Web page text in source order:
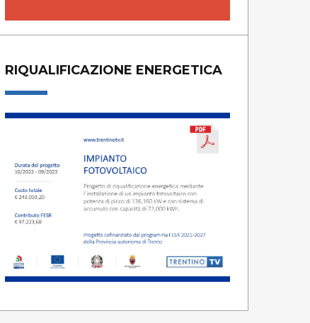
RIQUALIFICAZIONE ENERGETICA